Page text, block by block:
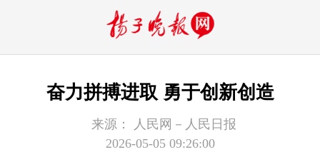
奋力拼搏进取 勇于创新创造
来源：
人民网－人民日报
2026-05-05 09:26:00